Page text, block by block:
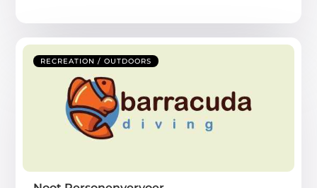
RECREATION / OUTDOORS